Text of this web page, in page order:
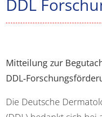
DDL
Mitteilung zur
DDL
Die Deutsche